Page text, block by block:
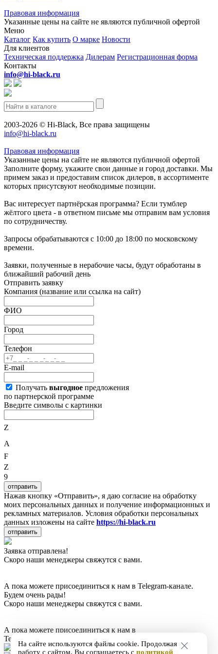
Правовая информация
Указанные цены на сайте не являются публичной офертой
Меню
Каталог Как купить О марке Новости
Для клиентов
Техническая поддержка Дилерам Регистрационная форма
Контакты
info@hi-black.ru
2003-2026 © Hi-Black, Все права защищены
info@hi-black.ru
Правовая информация
Указанные цены на сайте не являются публичной офертой
На сайте используются файлы cookie. Продолжая
работу с сайтом, Вы соглашаетесь сполитикой
Заполните форму, укажите свои данные и город доставки. Мы
примем заказ и предоставим список дилеров, в ассортименте
которых присутсвуют необходимые позиции.
Вас интересует партнёрская программа? Если тумблер
жёлтого цвета - в ответном письме мы отправим вам условия
по сотрудничеству.
Запросы обрабатываются с 10:00 до 18:00 по московскому
времени.
Заявки, полученные в нерабочие часы, будут обработаны в
ближайший рабочий день
Отправить заявку
Компания (название или ссылка на сайт)
ФИО
Город
Телефон
E-mail
Получать выгодное предложения
по партнерской программе
Введите символы с картинки
Z
A
F
Z
9
отправить
Нажав кнопку «Отправить», я даю согласие на обработку
моих персональных данных и получение информационных и
рекламных материалов. Условия обработки персональных
данных изложены на сайте https://hi-black.ru
отправить
Заявка отправлена!
Скоро наши менеджеры свяжутся с вами.
А пока можете присоединиться к нам в Telegram-канале.
Будем очень рады!
Скоро наши менеджеры свяжутся с вами.
А пока можете присоединиться к нам в
Telegram-канале. Будем очень рады!